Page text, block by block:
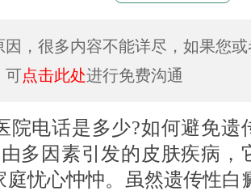
因，很多内容不能详尽，如果您或
可点击此处进行免费沟通
院电话是多少?如何避免遗
多因素引发的皮肤疾病，
忧心忡忡。虽然遗传性白